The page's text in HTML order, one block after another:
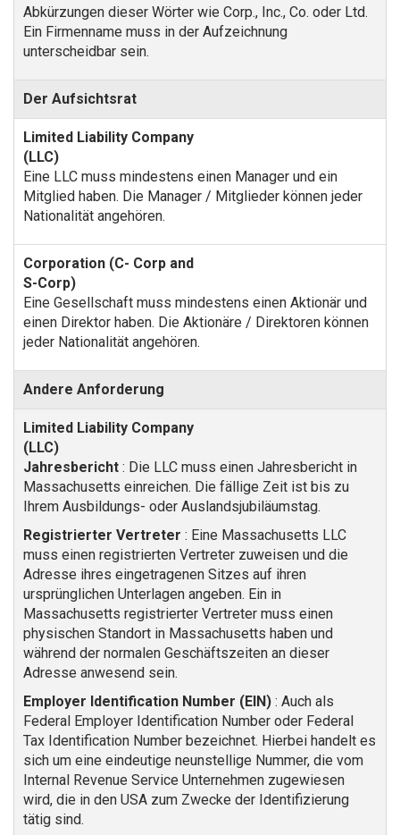
Abkürzungen dieser Wörter wie Corp., Inc., Co. oder Ltd.
Ein Firmenname muss in der Aufzeichnung
unterscheidbar sein.
Der Aufsichtsrat
Eine LLC muss mindestens einen Manager und ein
Mitglied haben. Die Manager / Mitglieder können jeder
Nationalität angehören.
Eine Gesellschaft muss mindestens einen Aktionär und
einen Direktor haben. Die Aktionäre / Direktoren können
jeder Nationalität angehören.
Andere Anforderung
Jahresbericht : Die LLC muss einen Jahresbericht in
Massachusetts einreichen. Die fällige Zeit ist bis zu
Ihrem Ausbildungs- oder Auslandsjubiläumstag.
Registrierter Vertreter : Eine Massachusetts LLC
muss einen registrierten Vertreter zuweisen und die
Adresse ihres eingetragenen Sitzes auf ihren
ursprünglichen Unterlagen angeben. Ein in
Massachusetts registrierter Vertreter muss einen
physischen Standort in Massachusetts haben und
während der normalen Geschäftszeiten an dieser
Adresse anwesend sein.
Employer Identification Number (EIN) : Auch als
Federal Employer Identification Number oder Federal
Tax Identification Number bezeichnet. Hierbei handelt es
sich um eine eindeutige neunstellige Nummer, die vom
Internal Revenue Service Unternehmen zugewiesen
wird, die in den USA zum Zwecke der Identifizierung
tätig sind.